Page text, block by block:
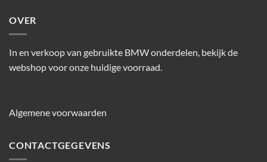
OVER
In en verkoop van gebruikte BMW onderdelen, bekijk de
webshop voor onze huidige voorraad.
Algemene voorwaarden
CONTACTGEGEVENS